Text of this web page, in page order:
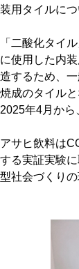
装用タイルにつ
「二酸化タイ
に使用した内
造するため、
焼成のタイル
2025年4月か
アサヒ飲料は
する実証実験
型社会づくり